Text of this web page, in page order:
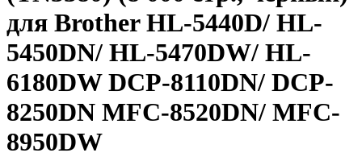
для Brother HL-5440D/ HL-
5450DN/ HL-5470DW/ HL-
6180DW DCP-8110DN/ DCP-
8250DN MFC-8520DN/ MFC-
8950DW